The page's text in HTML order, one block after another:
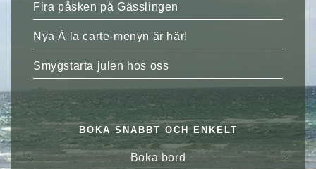
Fira påsken på Gässlingen
Nya À la carte-menyn är här!
Smygstarta julen hos oss
BOKA SNABBT OCH ENKELT
Boka bord